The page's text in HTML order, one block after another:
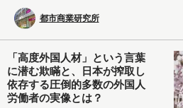
都市商業研究所
「高度外国人材」という言葉
に潜む欺瞞と、日本が搾取し
依存する圧倒的多数の外国人
労働者の実像とは？